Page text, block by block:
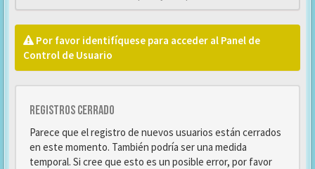
Por favor identifíquese para acceder al Panel de
Control de Usuario
Registros cerrado
Parece que el registro de nuevos usuarios están cerrados
en este momento. También podría ser una medida
temporal. Si cree que esto es un posible error, por favor